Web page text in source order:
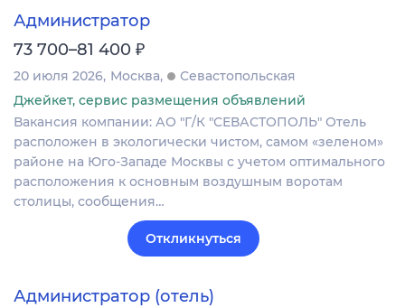
Администратор
73 700–81 400 ₽
20 июля 2026 Москва
Севастопольская
Джейкет, сервис размещения объявлений
Вакансия компании: АО "Г/К "СЕВАСТОПОЛЬ" Отель
расположен в экологически чистом, самом «зеленом»
районе на Юго-Западе Москвы с учетом оптимального
расположения к основным воздушным воротам
столицы, сообщения…
Откликнуться
Администратор (отель)